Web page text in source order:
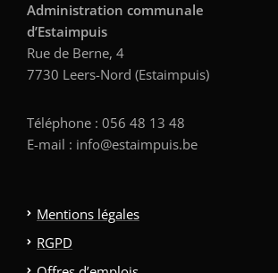
Administration communale
d’Estaimpuis
Rue de Berne, 4
7730 Leers-Nord (Estaimpuis)
Téléphone : 056 48 13 48
E-mail : info@estaimpuis.be
Mentions légales
RGPD